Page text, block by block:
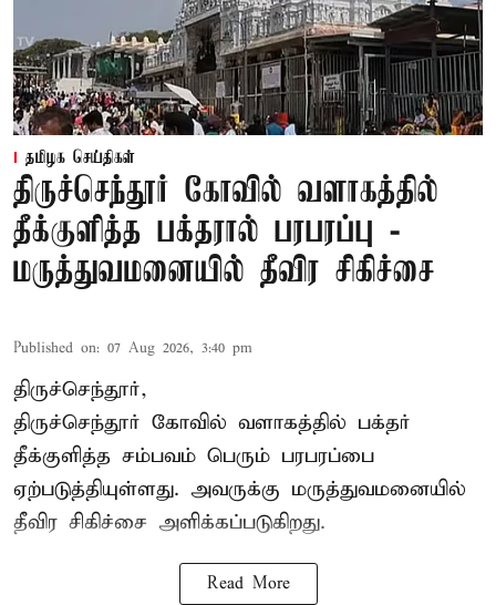
தமிழக செய்திகள்
திருச்செந்தூர் கோவில் வளாகத்தில்
தீக்குளித்த பக்தரால் பரபரப்பு -
மருத்துவமனையில் தீவிர சிகிச்சை
Published on: 07 Aug 2026, 3:40 pm
திருச்செந்தூர்,
திருச்செந்தூர் கோவில் வளாகத்தில் பக்தர்
தீக்குளித்த சம்பவம் பெரும் பரபரப்பை
ஏற்படுத்தியுள்ளது. அவருக்கு மருத்துவமனையில்
தீவிர சிகிச்சை அளிக்கப்படுகிறது.
Read More